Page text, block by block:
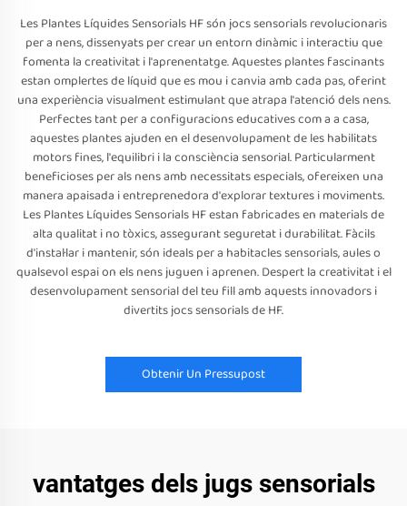
Les Plantes Líquides Sensorials HF són jocs sensorials revolucionaris
per a nens, dissenyats per crear un entorn dinàmic i interactiu que
fomenta la creativitat i l'aprenentatge. Aquestes plantes fascinants
estan omplertes de líquid que es mou i canvia amb cada pas, oferint
una experiència visualment estimulant que atrapa l'atenció dels nens.
Perfectes tant per a configuracions educatives com a a casa,
aquestes plantes ajuden en el desenvolupament de les habilitats
motors fines, l'equilibri i la consciència sensorial. Particularment
beneficioses per als nens amb necessitats especials, ofereixen una
manera apaisada i entreprenedora d'explorar textures i moviments.
Les Plantes Líquides Sensorials HF estan fabricades en materials de
alta qualitat i no tòxics, assegurant seguretat i durabilitat. Fàcils
d'instal·lar i mantenir, són ideals per a habitacles sensorials, aules o
qualsevol espai on els nens juguen i aprenen. Despert la creativitat i el
desenvolupament sensorial del teu fill amb aquests innovadors i
divertits jocs sensorials de HF.
Obtenir Un Pressupost
vantatges dels jugs sensorials